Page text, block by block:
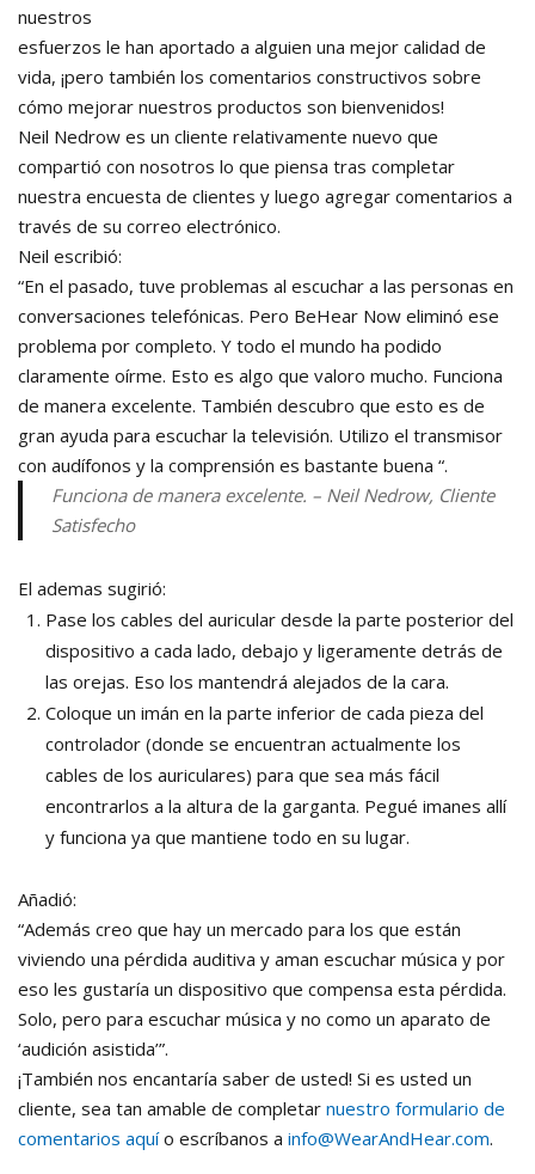
nuestros
esfuerzos le han aportado a alguien una mejor calidad de
vida, ¡pero también los comentarios constructivos sobre
cómo mejorar nuestros productos son bienvenidos!
Neil Nedrow es un cliente relativamente nuevo que
compartió con nosotros lo que piensa tras completar
nuestra encuesta de clientes y luego agregar comentarios a
través de su correo electrónico.
Neil escribió:
“En el pasado, tuve problemas al escuchar a las personas en
conversaciones telefónicas. Pero BeHear Now eliminó ese
problema por completo. Y todo el mundo ha podido
claramente oírme. Esto es algo que valoro mucho. Funciona
de manera excelente. También descubro que esto es de
gran ayuda para escuchar la televisión. Utilizo el transmisor
con audífonos y la comprensión es bastante buena “.
Funciona de manera excelente. – Neil Nedrow, Cliente
Satisfecho
El ademas sugirió:
Pase los cables del auricular desde la parte posterior del
dispositivo a cada lado, debajo y ligeramente detrás de
las orejas. Eso los mantendrá alejados de la cara.
Coloque un imán en la parte inferior de cada pieza del
controlador (donde se encuentran actualmente los
cables de los auriculares) para que sea más fácil
encontrarlos a la altura de la garganta. Pegué imanes allí
y funciona ya que mantiene todo en su lugar.
Añadió:
“Además creo que hay un mercado para los que están
viviendo una pérdida auditiva y aman escuchar música y por
eso les gustaría un dispositivo que compensa esta pérdida.
Solo, pero para escuchar música y no como un aparato de
‘audición asistida’”.
¡También nos encantaría saber de usted! Si es usted un
cliente, sea tan amable de completar nuestro formulario de
comentarios aquío escríbanos a info@WearAndHear.com.